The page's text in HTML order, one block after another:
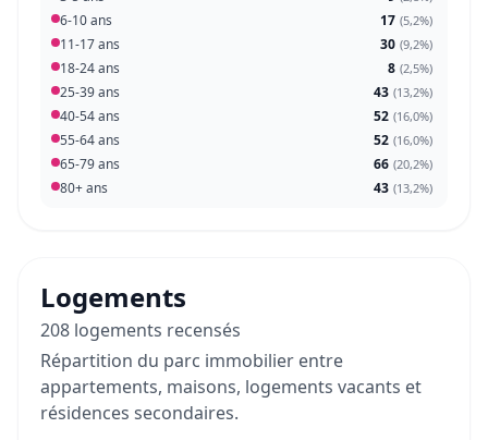
6-10 ans 17 (5,2%)
11-17 ans 30 (9,2%)
18-24 ans 8 (2,5%)
25-39 ans 43 (13,2%)
40-54 ans 52 (16,0%)
55-64 ans 52 (16,0%)
65-79 ans 66 (20,2%)
80+ ans 43 (13,2%)
Logements
208 logements recensés
Répartition du parc immobilier entre
appartements, maisons, logements vacants et
résidences secondaires.